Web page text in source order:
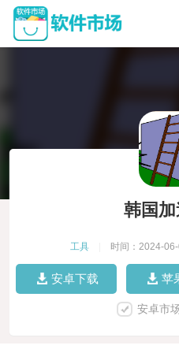
韩国
工具 时间：2024-
安卓下载 苹
安卓市